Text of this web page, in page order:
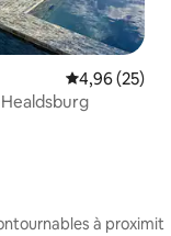
Évaluation
4,96 (25)
à